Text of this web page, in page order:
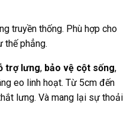
truyền thống. Phù hợp cho
thế phẳng.
trợ lưng, bảo vệ cột sống,
eo linh hoạt. Từ 5cm đến
lưng. Và mang lại sự thoải